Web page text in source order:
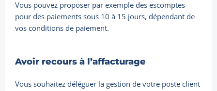
Vous pouvez proposer par exemple des escomptes
pour des paiements sous 10 à 15 jours, dépendant de
vos conditions de paiement.
Avoir recours à l’affacturage
Vous souhaitez déléguer la gestion de votre poste client